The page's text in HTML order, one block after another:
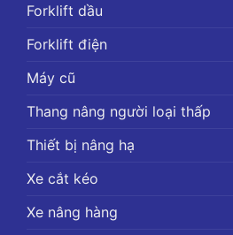
Forklift dầu
Forklift điện
Máy cũ
Thang nâng người loại thấp
Thiết bị nâng hạ
Xe cắt kéo
Xe nâng hàng